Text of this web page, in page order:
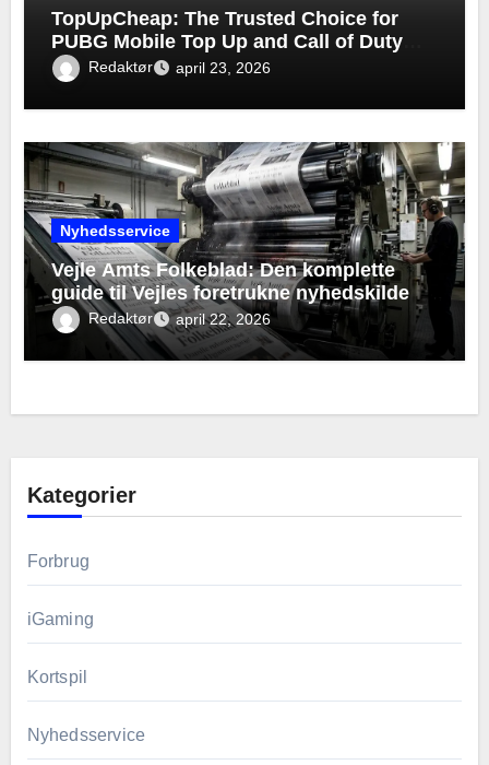
TopUpCheap: The Trusted Choice for
PUBG Mobile Top Up and Call of Duty
Mobile Top Up
Redaktør april 23, 2026
Nyhedsservice
Vejle Amts Folkeblad: Den komplette
guide til Vejles foretrukne nyhedskilde
Redaktør april 22, 2026
Kategorier
Forbrug
iGaming
Kortspil
Nyhedsservice